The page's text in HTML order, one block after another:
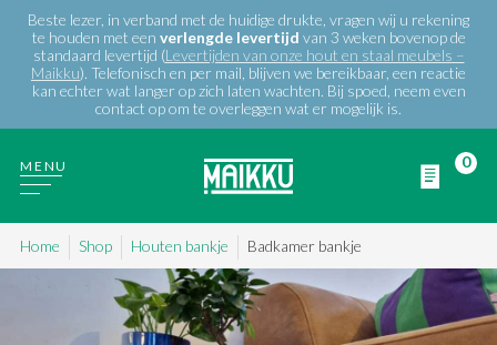
Beste lezer, in verband met de huidige drukte, vragen wij u rekening
te houden met een verlengde levertijd van 3 weken bovenop de
standaard levertijd (Levertijden van onze hout en staal meubels –
Maikku). Telefonisch en per mail, blijven we bereikbaar, een reactie
kan echter wat langer op zich laten wachten. Bij spoed, neem even
contact op om te overleggen wat er mogelijk is.
MENU 0
WIE ZIJN WIJ
PRODUCTEN
Home Shop Houten bankje Badkamer bankje